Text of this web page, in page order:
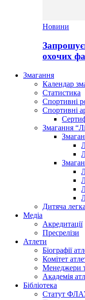
Новини
охочих
Змагання
Календар
Статистика
Спортивні
Спортивні
Змагання
Дитяча
Медіа
Акредитації
Пресрелізи
Атлети
Біографії
Комітет
Менеджери
Академія
Бібліотека
Статут